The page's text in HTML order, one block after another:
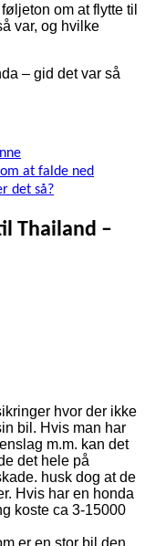
om at flytte til
var, og hvilke
– gid det var så
at falde ned
det så?
Thailand –
hvor der ikke
bil. Hvis man har
m.m. kan det
det hele på
husk dog at de
Hvis har en honda
koste ca 3-15000
er en stor bil den